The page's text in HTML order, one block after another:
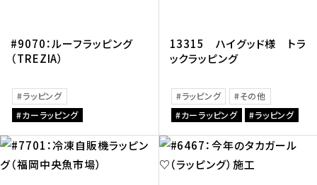
#9070：ルーフラッピング
（TREZIA）
ラッピング
カーラッピング
13315 ハイグッド様 トラ
ックラッピング
ラッピング
その他
カーラッピング
ラッピング